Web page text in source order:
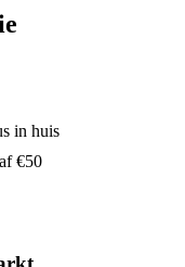
in huis
€50